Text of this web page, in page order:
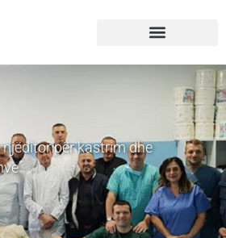
për kastrim dhe